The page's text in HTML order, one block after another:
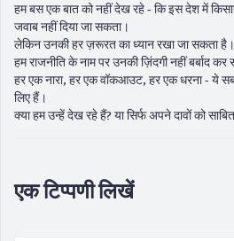
हम बस एक बात को नहीं देख रहे - कि इस देश में
जवाब नहीं दिया जा सकता।
लेकिन उनकी हर ज़रूरत का ध्यान रखा जा सकता है।
हम राजनीति के नाम पर उनकी ज़िंदगी नहीं बर्बाद
हर एक नारा, हर एक वॉकआउट, हर एक धरना -
लिए हैं।
क्या हम उन्हें देख रहे हैं? या सिर्फ अपने दावों को
एक टिप्पणी लिखें